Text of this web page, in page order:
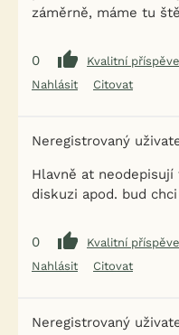
záměrně, máme tu
0
Kvalitní
Nahlásit
Citovat
Neregistrovaný
Hlavně at
diskuzi apod. bud
0
Kvalitní
Nahlásit
Citovat
Neregistrovaný